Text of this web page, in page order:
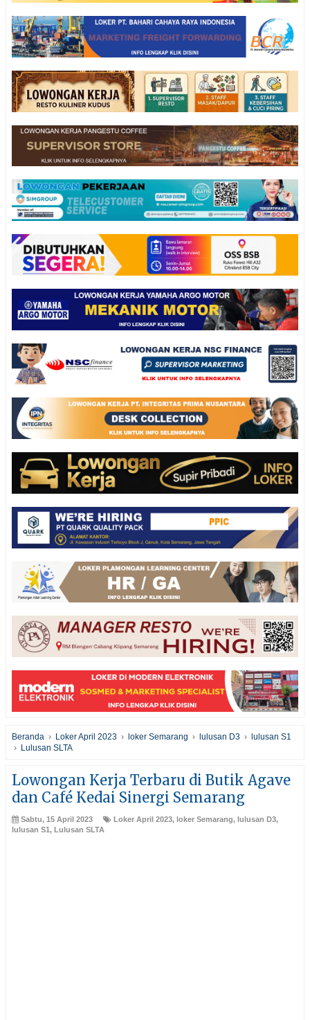
Beranda › Loker April 2023 › loker Semarang › lulusan D3 › lulusan S1
› Lulusan SLTA
Lowongan Kerja Terbaru di Butik Agave
dan Café Kedai Sinergi Semarang
Sabtu, 15 April 2023 Loker April 2023, loker Semarang, lulusan D3,
lulusan S1, Lulusan SLTA